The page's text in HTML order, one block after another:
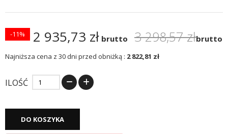
2 935,73 zł brutto 3 298,57 złbrutto
-11%
Najniższa cena z 30 dni przed obniżką : 2 822,81 zł
ILOŚĆ
DO KOSZYKA